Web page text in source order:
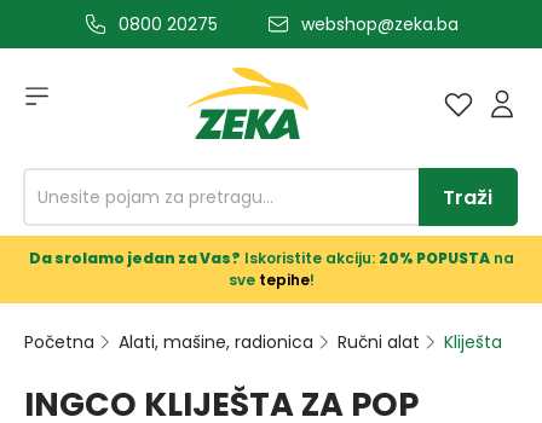
glavni sadržaj0800 20275 webshop@zeka.ba
Traži
Da srolamo jedan za Vas? Iskoristite akciju: 20% POPUSTAna
sve tepihe!
Početna Alati, mašine, radionica Ručni alat Kliješta
INGCO KLIJEŠTA ZA POP